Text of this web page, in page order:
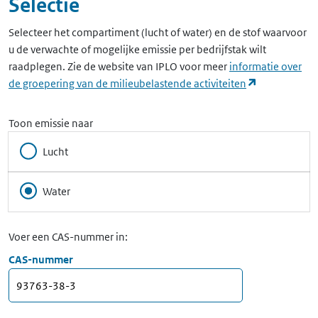
Selectie
Selecteer het compartiment (lucht of water) en de stof waarvoor
u de verwachte of mogelijke emissie per bedrijfstak wilt
raadplegen. Zie de website van IPLO voor meer informatie over
de groepering van de milieubelastende activiteiten
Toon emissie naar
Lucht
Water
Voer een CAS-nummer in:
CAS-nummer